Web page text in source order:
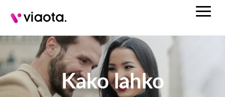
Kako lahko